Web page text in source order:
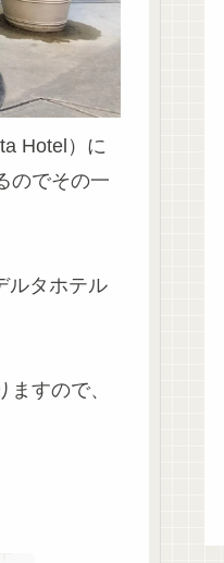
Hotel）に
のでその一
ルタホテル
すので、